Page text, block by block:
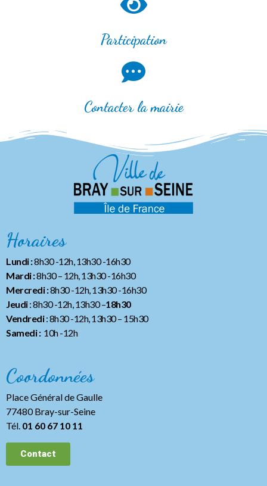
Participation
Contacter la mairie
Horaires
Lundi :8h30 -12h, 13h30 -16h30
Mardi :8h30 – 12h, 13h30 -16h30
Mercredi :8h30 -12h, 13h30 -16h30
Jeudi: 8h30 -12h, 13h30 –18h30
Vendredi: 8h30 -12h, 13h30– 15h30
Samedi :10h -12h
Coordonnées
Place Général de Gaulle
77480 Bray-sur-Seine
Tél. 01 60 67 10 11
Contact